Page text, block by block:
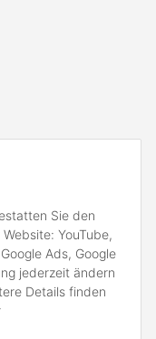
Sie den
YouTube,
Ads, Google
jederzeit ändern
Details finden